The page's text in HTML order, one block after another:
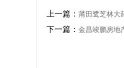
上一篇： 莆田鹭芝林大
下一篇： 金昌竣鹏房地